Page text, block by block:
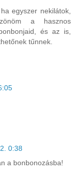
egyszer nekilátok,
a hasznos
és az is,
tűnnek.
0:38
a bonbonozásba!